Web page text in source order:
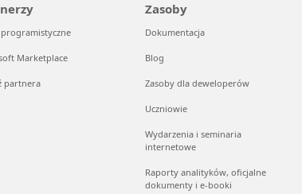
Marketplace
partnera
Zasoby
Dokumentacja
Blog
Zasoby dla deweloperów
Uczniowie
Wydarzenia i seminaria
internetowe
Raporty analityków, oficjalne
dokumenty i e-booki